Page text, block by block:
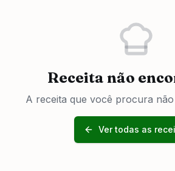
Receita não
A receita que você procura
Ver todas as